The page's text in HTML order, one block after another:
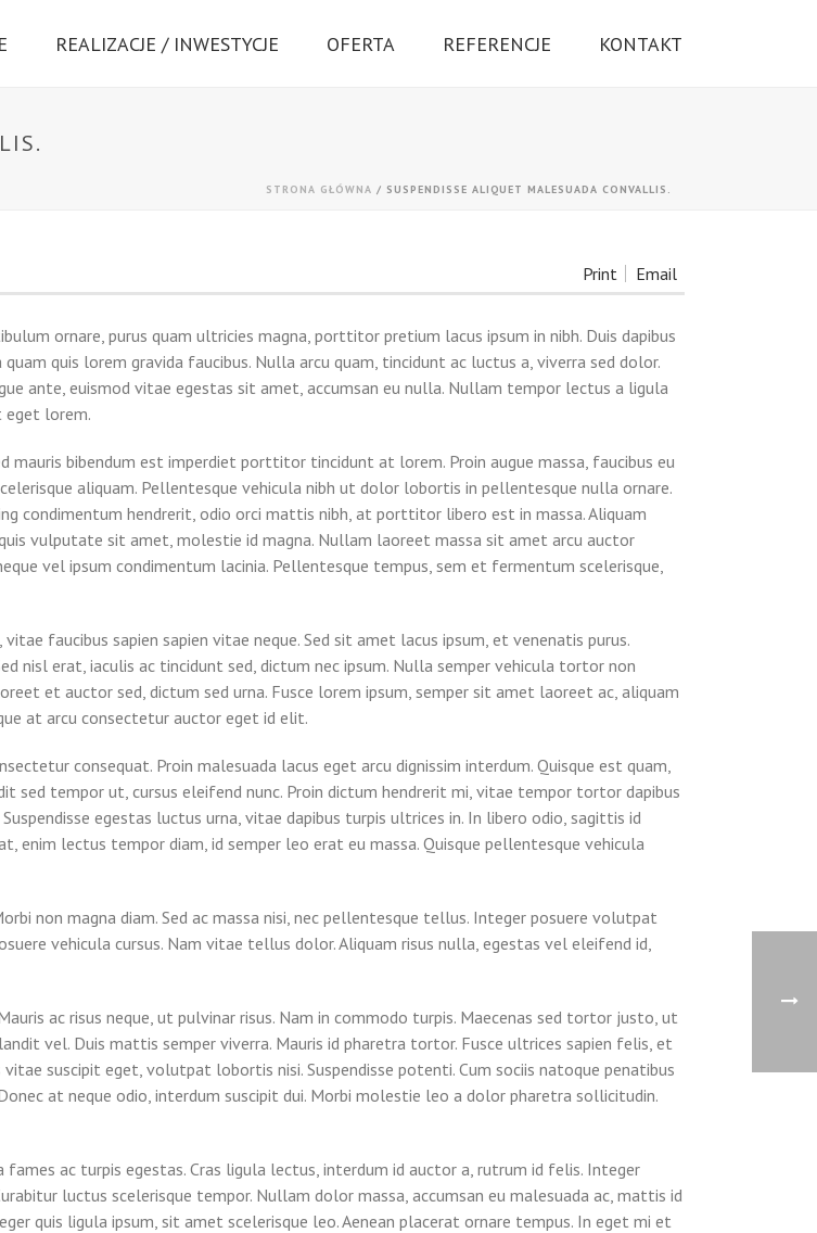
REALIZACJE / INWESTYCJE OFERTA REFERENCJE KONTAKT
STRONA GŁÓWNA / SUSPENDISSE ALIQUET MALESUADA CONVALLIS.
Print Email
ornare, purus quam ultricies magna, porttitor pretium lacus ipsum in nibh. Duis dapibus
quis lorem gravida faucibus. Nulla arcu quam, tincidunt ac luctus a, viverra sed dolor.
ante, euismod vitae egestas sit amet, accumsan eu nulla. Nullam tempor lectus a ligula
eget lorem.
mauris bibendum est imperdiet porttitor tincidunt at lorem. Proin augue massa, faucibus eu
aliquam. Pellentesque vehicula nibh ut dolor lobortis in pellentesque nulla ornare.
condimentum hendrerit, odio orci mattis nibh, at porttitor libero est in massa. Aliquam
vulputate sit amet, molestie id magna. Nullam laoreet massa sit amet arcu auctor
vel ipsum condimentum lacinia. Pellentesque tempus, sem et fermentum scelerisque,
faucibus sapien sapien vitae neque. Sed sit amet lacus ipsum, et venenatis purus.
nisl erat, iaculis ac tincidunt sed, dictum nec ipsum. Nulla semper vehicula tortor non
et auctor sed, dictum sed urna. Fusce lorem ipsum, semper sit amet laoreet ac, aliquam
at arcu consectetur auctor eget id elit.
consequat. Proin malesuada lacus eget arcu dignissim interdum. Quisque est quam,
sed tempor ut, cursus eleifend nunc. Proin dictum hendrerit mi, vitae tempor tortor dapibus
egestas luctus urna, vitae dapibus turpis ultrices in. In libero odio, sagittis id
enim lectus tempor diam, id semper leo erat eu massa. Quisque pellentesque vehicula
non magna diam. Sed ac massa nisi, nec pellentesque tellus. Integer posuere volutpat
vehicula cursus. Nam vitae tellus dolor. Aliquam risus nulla, egestas vel eleifend id,
ac risus neque, ut pulvinar risus. Nam in commodo turpis. Maecenas sed tortor justo, ut
vel. Duis mattis semper viverra. Mauris id pharetra tortor. Fusce ultrices sapien felis, et
suscipit eget, volutpat lobortis nisi. Suspendisse potenti. Cum sociis natoque penatibus
at neque odio, interdum suscipit dui. Morbi molestie leo a dolor pharetra sollicitudin.
ac turpis egestas. Cras ligula lectus, interdum id auctor a, rutrum id felis. Integer
luctus scelerisque tempor. Nullam dolor massa, accumsan eu malesuada ac, mattis id
quis ligula ipsum, sit amet scelerisque leo. Aenean placerat ornare tempus. In eget mi et